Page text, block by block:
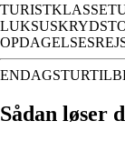
Sådan løser